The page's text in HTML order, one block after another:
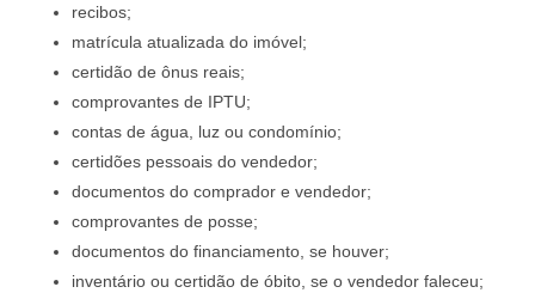
recibos;
matrícula atualizada do imóvel;
certidão de ônus reais;
comprovantes de IPTU;
contas de água, luz ou condomínio;
certidões pessoais do vendedor;
documentos do comprador e vendedor;
comprovantes de posse;
documentos do financiamento, se houver;
inventário ou certidão de óbito, se o vendedor faleceu;